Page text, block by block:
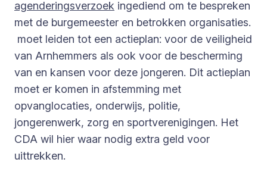
agenderingsverzoek ingediend om te bespreken
met de burgemeester en betrokken organisaties.
moet leiden tot een actieplan: voor de veiligheid
van Arnhemmers als ook voor de bescherming
van en kansen voor deze jongeren. Dit actieplan
moet er komen in afstemming met
opvanglocaties, onderwijs, politie,
jongerenwerk, zorg en sportverenigingen. Het
CDA wil hier waar nodig extra geld voor
uittrekken.